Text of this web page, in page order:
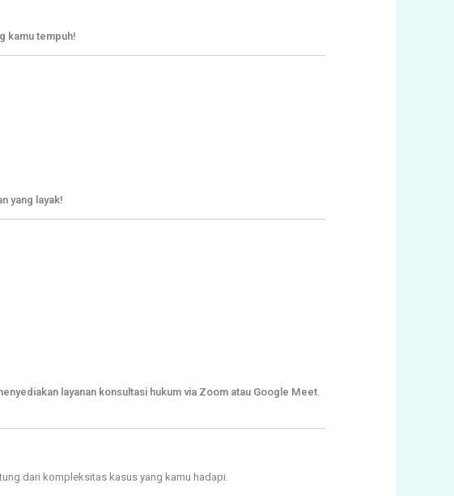
kamu tempuh!
yang layak!
layanan konsultasi hukum via Zoom atau Google Meet.
dari kompleksitas kasus yang kamu hadapi.